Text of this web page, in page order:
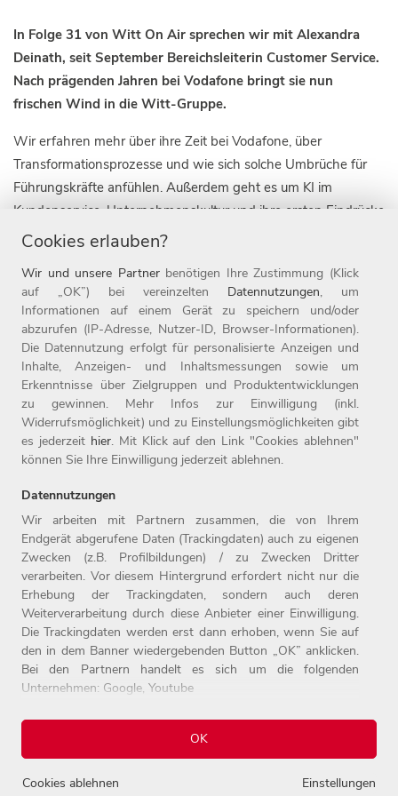
In Folge 31 von Witt On Air sprechen wir mit Alexandra
Deinath, seit September Bereichsleiterin Customer Service.
Nach prägenden Jahren bei Vodafone bringt sie nun
frischen Wind in die Witt-Gruppe.
Wir erfahren mehr über ihre Zeit bei Vodafone, über
Transformationsprozesse und wie sich solche Umbrüche für
Führungskräfte anfühlen. Außerdem geht es um KI im
Kundenservice, Unternehmenskultur und ihre ersten Eindrücke
bei der Witt-Gruppe.
Home
Benefits
Arbeitsfelder
Datenschutz
© 2026 Witt-Gruppe.
Alle Rechte vorbehalten.
Einstellungen
Cookies erlauben?
Wir und unsere Partnerbenötigen Ihre Zustimmung (Klick
auf „OK”) bei vereinzelten Datennutzungen, um
Informationen auf einem Gerät zu speichern und/oder
abzurufen (IP-Adresse, Nutzer-ID, Browser-Informationen).
Die Datennutzung erfolgt für personalisierte Anzeigen und
Inhalte, Anzeigen- und Inhaltsmessungen sowie um
Erkenntnisse über Zielgruppen und Produktentwicklungen
zu gewinnen. Mehr Infos zur Einwilligung (inkl.
Widerrufsmöglichkeit) und zu Einstellungsmöglichkeiten gibt
es jederzeit hier. Mit Klick auf den Link "Cookies ablehnen"
können Sie Ihre Einwilligung jederzeit ablehnen.
Datennutzungen
Wir arbeiten mit Partnern zusammen, die von Ihrem
Endgerät abgerufene Daten (Trackingdaten) auch zu eigenen
Zwecken (z.B. Profilbildungen) / zu Zwecken Dritter
verarbeiten. Vor diesem Hintergrund erfordert nicht nur die
Erhebung der Trackingdaten, sondern auch deren
Weiterverarbeitung durch diese Anbieter einer Einwilligung.
Die Trackingdaten werden erst dann erhoben, wenn Sie auf
den in dem Banner wiedergebenden Button „OK” anklicken.
Bei den Partnern handelt es sich um die folgenden
Unternehmen: Google, Youtube
Weitere Informationen zu den Datenverarbeitungen durch
diese Partner finden Sie in unserer
Einstellungen
Cookies ablehnen
OK